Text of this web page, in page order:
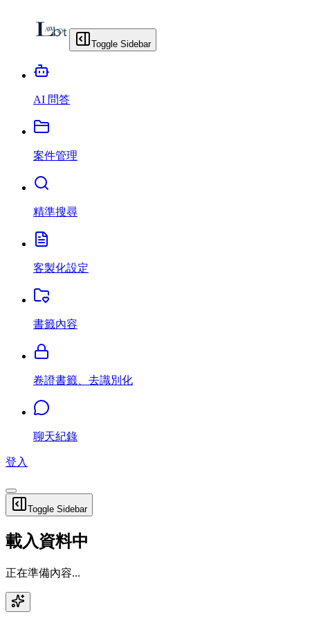
Toggle Sidebar
AI 問答
案件管理
精準搜尋
客製化設定
書籤內容
卷證書籤、去識別化
聊天紀錄
登入
Toggle Sidebar
載入資料中
正在準備內容...